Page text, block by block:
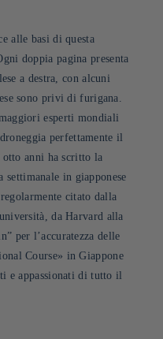
alle basi di questa
doppia pagina presenta
a destra, con alcuni
sono privi di furigana.
esperti mondiali
perfettamente il
anni ha scritto la
settimanale in giapponese
citato dalla
da Harvard alla
per l’accuratezza delle
Course» in Giappone
e appassionati di tutto il